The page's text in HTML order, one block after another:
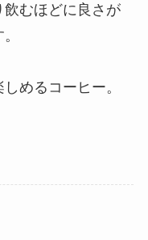
むほどに良さが
めるコーヒー。